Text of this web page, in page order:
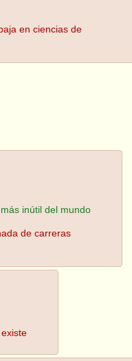
en ciencias de
inútil del mundo
de carreras